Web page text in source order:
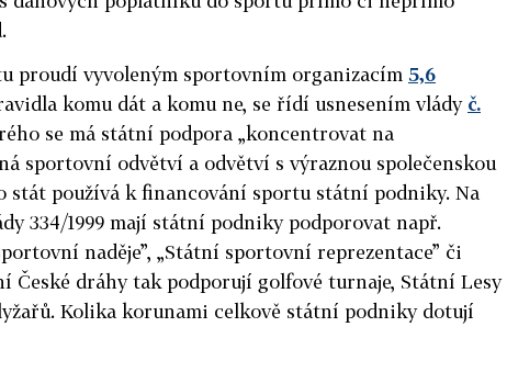
proudí vyvoleným sportovním organizacím 5,6
komu dát a komu ne, se řídí usnesením vlády č.
se má státní podpora „koncentrovat na
sportovní odvětví a odvětví s výraznou společenskou
stát používá k financování sportu státní podniky. Na
334/1999 mají státní podniky podporovat např.
naděje”, „Státní sportovní reprezentace” či
České dráhy tak podporují golfové turnaje, Státní Lesy
lyžařů. Kolika korunami celkově státní podniky dotují